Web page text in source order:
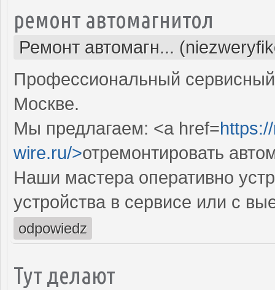
ремонт автомагнитол
Ремонт автомагн...
Профессиональный
Москве.
Мы предлагаем: <a href=
wire.ru/>отремонтировать
Наши мастера оперативно
устройства в сервисе или с
odpowiedz
Тут делают